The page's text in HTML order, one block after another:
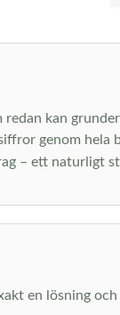
kan
genom hela
– ett naturligt
en lösning